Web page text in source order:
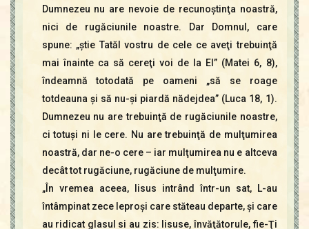
Dumnezeu nu are nevoie de recunoştinţa noastră,
nici de rugăciunile noastre. Dar Domnul, care
spune: „ştie Tatăl vostru de cele ce aveţi trebuinţă
mai înainte ca să cereţi voi de la El” (Matei 6, 8),
îndeamnă totodată pe oameni „să se roage
totdeauna şi să nu-şi piardă nădejdea” (Luca 18, 1).
Dumnezeu nu are trebuinţă de rugăciunile noastre,
ci totuşi ni le cere. Nu are trebuinţă de mulţumirea
noastră, dar ne-o cere – iar mulţumirea nu e altceva
decât tot rugăciune, rugăciune de mulţumire.
„În vremea aceea, Iisus intrând într-un sat, L-au
întâmpinat zece leproşi care stăteau departe, şi care
au ridicat glasul si au zis: Iisuse, învăţătorule, fie-Ţi